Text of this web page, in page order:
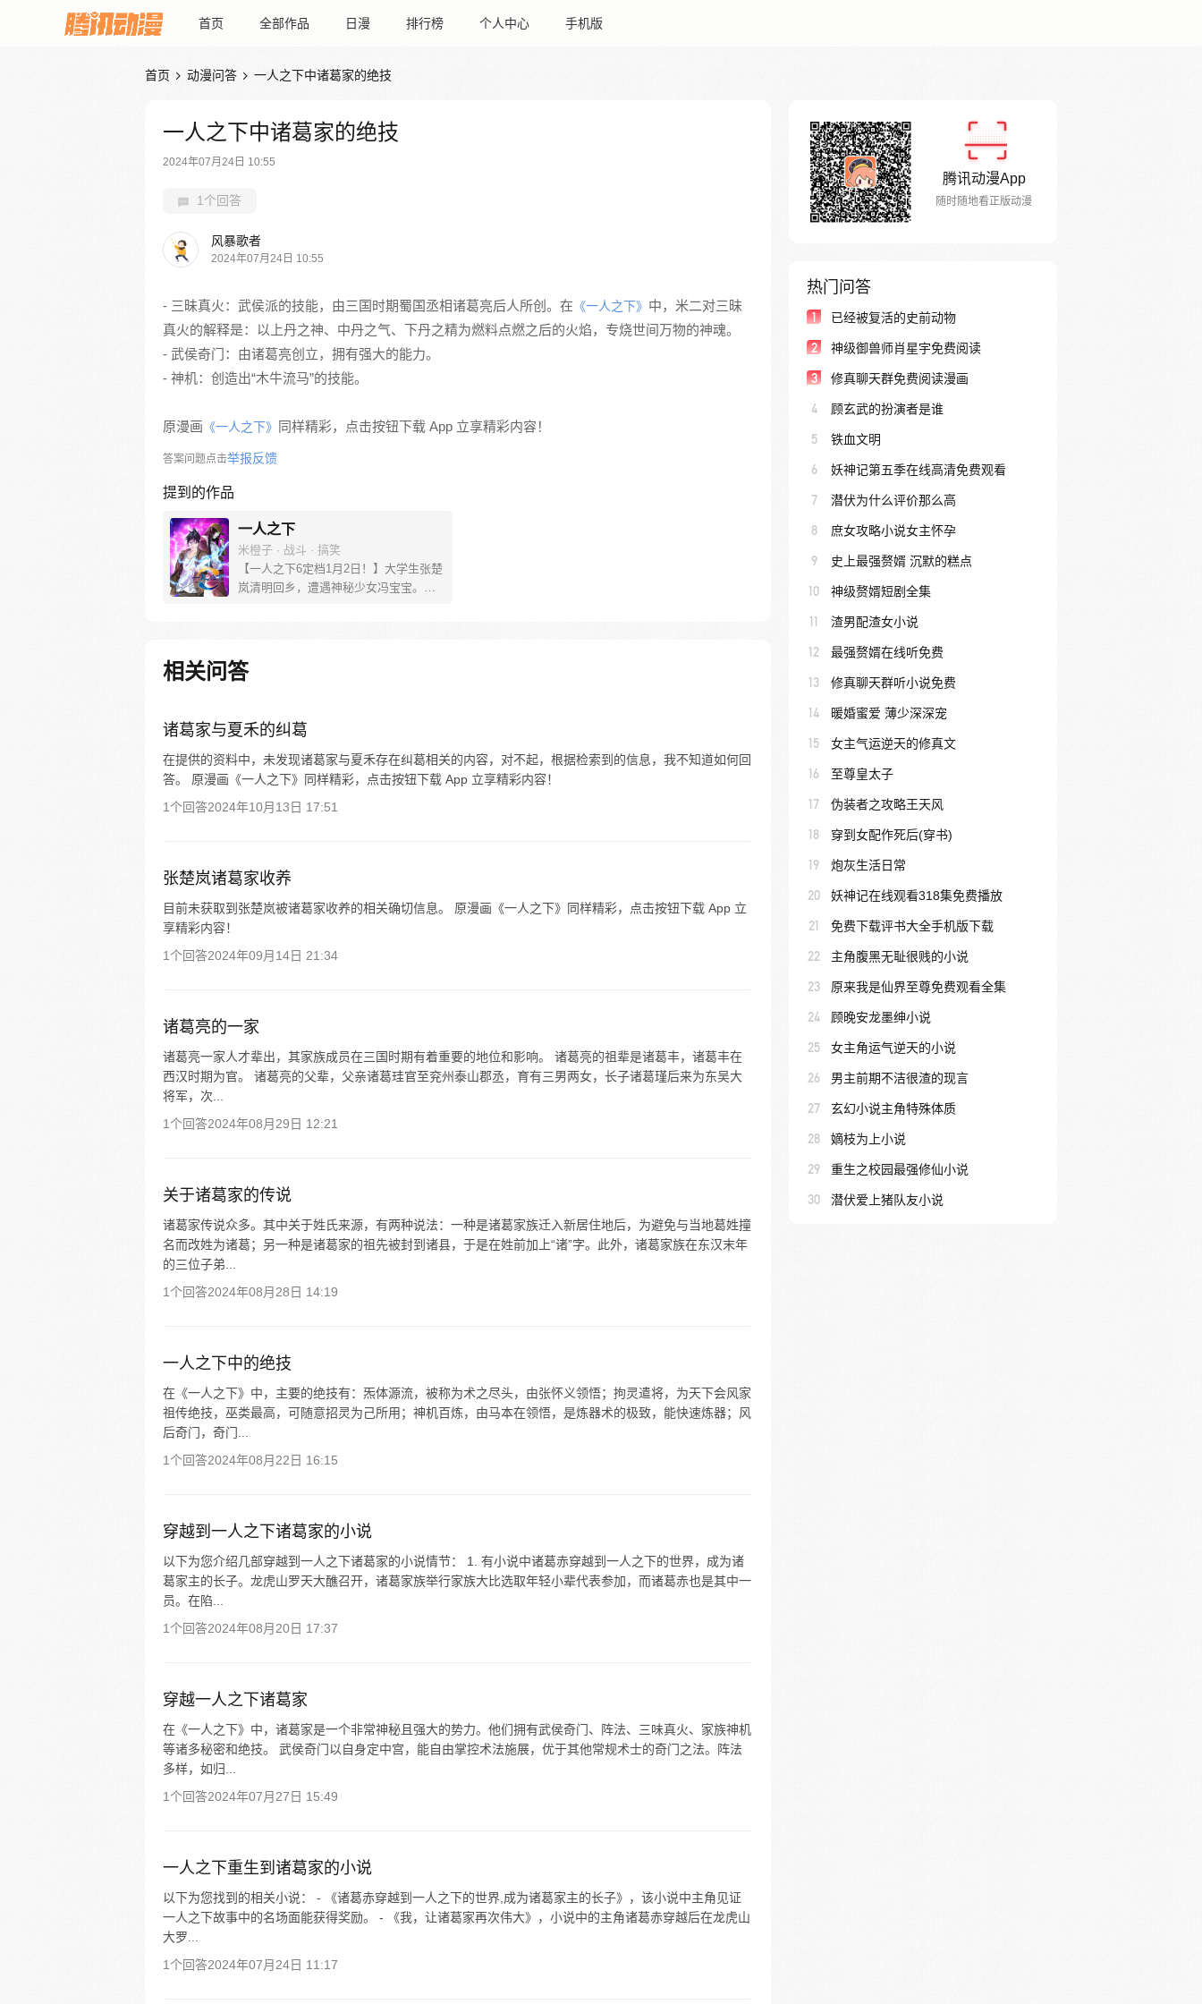
首页 全部作品 日漫 排行榜 个人中心 手机版
首页  动漫问答  一人之下中诸葛家的绝技
一人之下中诸葛家的绝技
2024年07月24日 10:55
1个回答
风暴歌者
2024年07月24日 10:55
- 三昧真火：武侯派的技能，由三国时期蜀国丞相诸葛亮后人所创。在 《一人之下》 中，米二对三昧
真火的解释是：以上丹之神、中丹之气、下丹之精为燃料点燃之后的火焰，专烧世间万物的神魂。
- 武侯奇门：由诸葛亮创立，拥有强大的能力。
- 神机：创造出“木牛流马”的技能。
原漫画 《一人之下》 同样精彩，点击按钮下载 App 立享精彩内容！
答案问题点击举报反馈
提到的作品
一人之下
米橙子 · 战斗 · 搞笑
【一人之下6定档1月2日！】大学生张楚
岚清明回乡，遭遇神秘少女冯宝宝。素
己与爷爷身上的秘密，张楚岚的生活被
彻底颠覆，与冯宝宝一同踏上“异人”之
相关问答
诸葛家与夏禾的纠葛
在提供的资料中，未发现诸葛家与夏禾存在纠葛相关的内容，对不起，根据检索到的信息，我不知道如何回
答。 原漫画《一人之下》同样精彩，点击按钮下载 App 立享精彩内容！
1个回答2024年10月13日 17:51
张楚岚诸葛家收养
目前未获取到张楚岚被诸葛家收养的相关确切信息。 原漫画《一人之下》同样精彩，点击按钮下载 App 立
享精彩内容！
1个回答2024年09月14日 21:34
诸葛亮的一家
诸葛亮一家人才辈出，其家族成员在三国时期有着重要的地位和影响。 诸葛亮的祖辈是诸葛丰，诸葛丰在
西汉时期为官。 诸葛亮的父辈，父亲诸葛珪官至兖州泰山郡丞，育有三男两女，长子诸葛瑾后来为东吴大
将军，次...
1个回答2024年08月29日 12:21
关于诸葛家的传说
诸葛家传说众多。其中关于姓氏来源，有两种说法：一种是诸葛家族迁入新居住地后，为避免与当地葛姓撞
名而改姓为诸葛；另一种是诸葛家的祖先被封到诸县，于是在姓前加上“诸”字。此外，诸葛家族在东汉末年
的三位子弟...
1个回答2024年08月28日 14:19
一人之下中的绝技
在《一人之下》中，主要的绝技有：炁体源流，被称为术之尽头，由张怀义领悟；拘灵遣将，为天下会风家
祖传绝技，巫类最高，可随意招灵为己所用；神机百炼，由马本在领悟，是炼器术的极致，能快速炼器；风
后奇门，奇门...
1个回答2024年08月22日 16:15
穿越到一人之下诸葛家的小说
以下为您介绍几部穿越到一人之下诸葛家的小说情节： 1. 有小说中诸葛赤穿越到一人之下的世界，成为诸
葛家主的长子。龙虎山罗天大醮召开，诸葛家族举行家族大比选取年轻小辈代表参加，而诸葛赤也是其中一
员。在陷...
1个回答2024年08月20日 17:37
穿越一人之下诸葛家
在《一人之下》中，诸葛家是一个非常神秘且强大的势力。他们拥有武侯奇门、阵法、三味真火、家族神机
等诸多秘密和绝技。 武侯奇门以自身定中宫，能自由掌控术法施展，优于其他常规术士的奇门之法。阵法
多样，如归...
1个回答2024年07月27日 15:49
一人之下重生到诸葛家的小说
以下为您找到的相关小说： - 《诸葛赤穿越到一人之下的世界,成为诸葛家主的长子》，该小说中主角见证
一人之下故事中的名场面能获得奖励。 - 《我，让诸葛家再次伟大》，小说中的主角诸葛赤穿越后在龙虎山
大罗...
1个回答2024年07月24日 11:17
腾讯动漫App
随时随地看正版动漫
热门问答
1 已经被复活的史前动物
2 神级御兽师肖星宇免费阅读
3 修真聊天群免费阅读漫画
4 顾玄武的扮演者是谁
5 铁血文明
6 妖神记第五季在线高清免费观看
7 潜伏为什么评价那么高
8 庶女攻略小说女主怀孕
9 史上最强赘婿 沉默的糕点
10 神级赘婿短剧全集
11 渣男配渣女小说
12 最强赘婿在线听免费
13 修真聊天群听小说免费
14 暖婚蜜爱 薄少深深宠
15 女主气运逆天的修真文
16 至尊皇太子
17 伪装者之攻略王天风
18 穿到女配作死后(穿书)
19 炮灰生活日常
20 妖神记在线观看318集免费播放
21 免费下载评书大全手机版下载
22 主角腹黑无耻很贱的小说
23 原来我是仙界至尊免费观看全集
24 顾晚安龙墨绅小说
25 女主角运气逆天的小说
26 男主前期不洁很渣的现言
27 玄幻小说主角特殊体质
28 嫡枝为上小说
29 重生之校园最强修仙小说
30 潜伏爱上猪队友小说